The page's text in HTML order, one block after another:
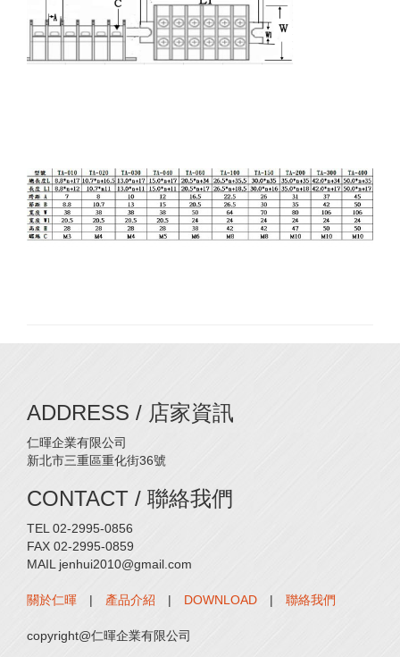
ADDRESS / 店家資訊
仁暉企業有限公司
新北市三重區重化街36號
CONTACT / 聯絡我們
TEL 02-2995-0856
FAX 02-2995-0859
MAIL jenhui2010@gmail.com
關於仁暉 | 產品介紹 | DOWNLOAD | 聯絡我們
copyright@仁暉企業有限公司